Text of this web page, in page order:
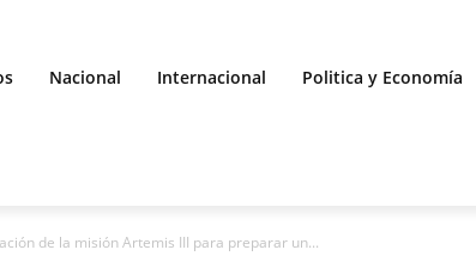
Nacional Internacional Politica y Economía
de la misión Artemis III para preparar un...